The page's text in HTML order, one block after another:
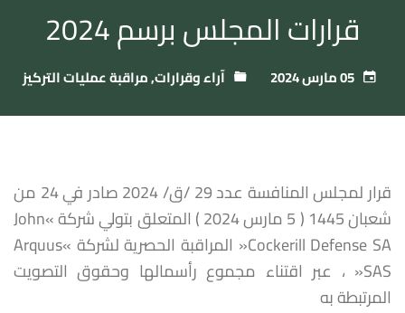
قرارات المجلس برسم 2024
آراء وقرارات,مراقبة عمليات التركيز
قرار لمجلس المنافسة عدد 29 /ق/ 2024 صادر في 24 من
شعبان 1445 ( 5 مارس 2024 ) المتعلق بتولي شركة »John
Cockerill Defense SA« المراقبة الحصرية لشركة »Arquus
SAS« ، عبر اقتناء مجموع رأسمالها وحقوق التصويت
المرتبطة به